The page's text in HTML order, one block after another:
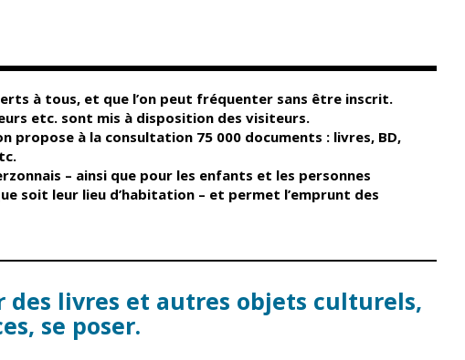
accueil
avant et
classe
2026-2027
jeunesse
L'EHPAD
Autonomie
seniors
Santé
Centre de santé
Contrat local de
de soins
Pharmacies de
garde
Conservatoire
Ateliers arts
plastiques
Musée
Découvrir
Archives du
vendredi
à tous, et que l’on peut fréquenter sans être inscrit.
etc. sont mis à disposition des visiteurs.
propose à la consultation 75 000 documents : livres, BD,
– ainsi que pour les enfants et les personnes
soit leur lieu d’habitation – et permet l’emprunt des
livres et autres objets culturels,
se poser.